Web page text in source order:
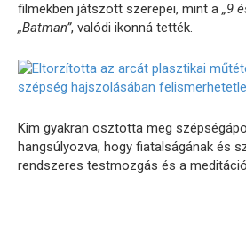
filmekben játszott szerepei, mint a „9
„Batman”, valódi ikonná tették.
Kim gyakran osztotta meg
hangsúlyozva, hogy fiatalságának és
rendszeres testmozgás és a